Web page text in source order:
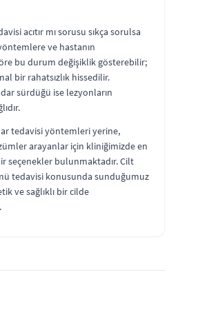
acıtır mı sorusu sıkça sorulsa
ve hastanın
bu durum değişiklik gösterebilir;
bir rahatsızlık hissedilir.
sürdüğü ise lezyonların
tedavisi yöntemleri yerine,
arayanlar için kliniğimizde en
seçenekler bulunmaktadır. Cilt
tedavisi konusunda sunduğumuz
ve sağlıklı bir cilde